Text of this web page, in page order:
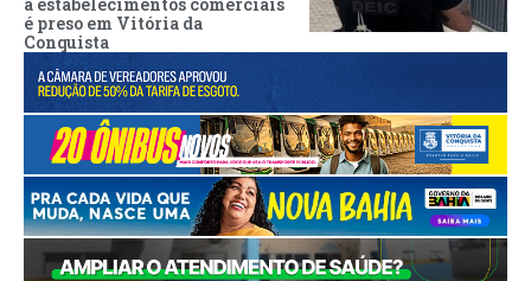
é preso em Vitória da
Conquista